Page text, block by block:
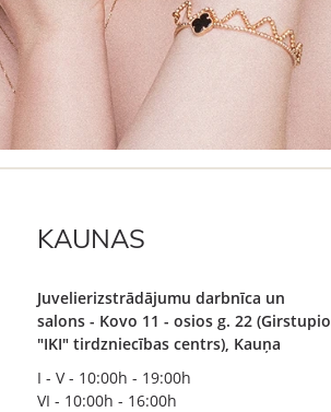
KAUNAS
Juvelierizstrādājumu darbnīca un
salons - Kovo 11 - osios g. 22 (Girstupio
"IKI" tirdzniecības centrs), Kauņa
I - V - 10:00h - 19:00h
VI - 10:00h - 16:00h